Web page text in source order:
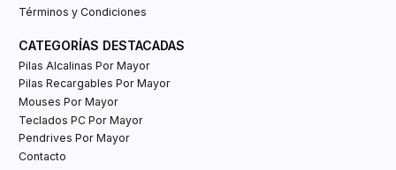
Términos y Condiciones
CATEGORÍAS DESTACADAS
Pilas Alcalinas Por Mayor
Pilas Recargables Por Mayor
Mouses Por Mayor
Teclados PC Por Mayor
Pendrives Por Mayor
Contacto